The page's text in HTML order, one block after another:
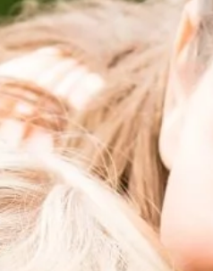
Jak zadbać o środowisko,
dom?
Ekologia powoli, ale
się w każdą dziedzinę życia
Wielkie firmy co chwilę
nowoczesne i […]